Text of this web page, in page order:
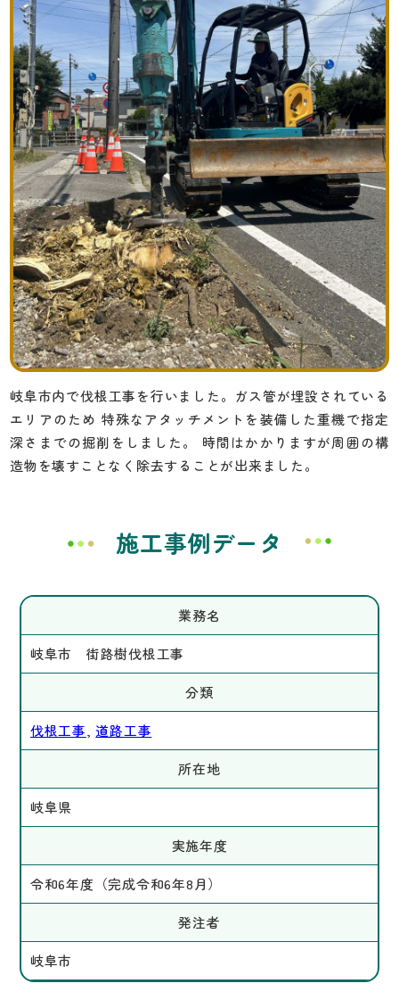
岐阜市内で伐根工事を行いました。ガス管が埋設されている
エリアのため 特殊なアタッチメントを装備した重機で指定
深さまでの掘削をしました。
時間はかかりますが周囲の構
造物を壊すことなく除去することが出来ました。
施工事例データ
業務名
岐阜市 街路樹伐根工事
分類
伐根工事,道路工事
所在地
岐阜県
実施年度
令和6年度（完成令和6年8月）
発注者
岐阜市